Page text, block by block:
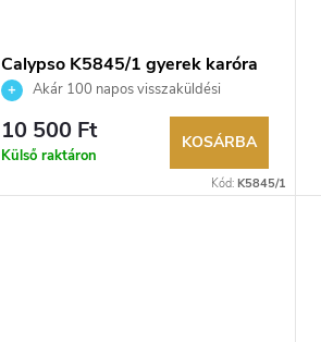
Calypso K5845/1 gyerek karóra
Akár 100 napos visszaküldési
lehetőség. Hivatalos márkakereskedő.
10 500 Ft
Külső raktáron
KOSÁRBA
Kód: K5845/1